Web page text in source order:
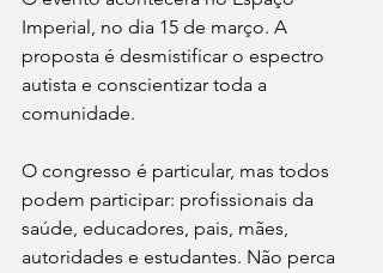
Imperial, no dia 15 de março. A
proposta é desmistificar o espectro
autista e conscientizar toda a
comunidade.
O congresso é particular, mas todos
podem participar: profissionais da
saúde, educadores, pais, mães,
autoridades e estudantes. Não perca